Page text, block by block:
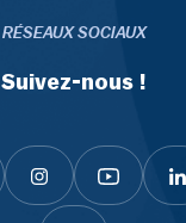
RÉSEAUX SOCIAUX
Suivez-nous !